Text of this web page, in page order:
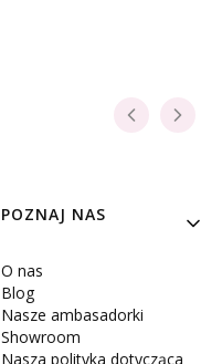
Linki w stopce
POZNAJ NAS
O nas
Blog
Nasze ambasadorki
Showroom
Nasza polityka dotycząca